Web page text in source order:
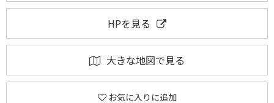
HPを見る
大きな地図で見る
お気に入りに追加